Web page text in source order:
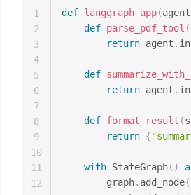
def langgraph_app(agent
def parse_pdf_tool (
return agent .
def
return agent .
def format_result (
return {
with StateGraph( )
        graph
. add_node(
1
2
3
4
5
6
7
8
9
10
11
12